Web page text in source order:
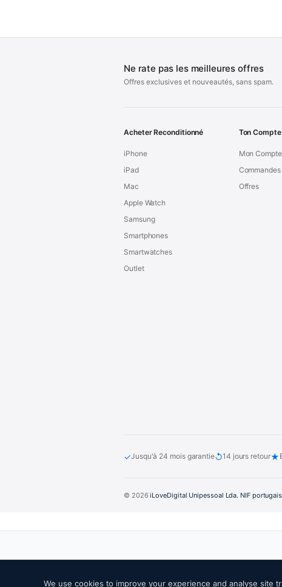
Ne rate pas les meilleures offres
Offres exclusives et nouveautés, sans spam.
Acheter Reconditionné
iPhone
iPad
Mac
Apple Watch
Samsung
Smartphones
Smartwatches
Outlet
Ton Compte
Mon Compte
Commandes
Offres
✓Jusqu'à 24 mois garantie↺14 jours retour★
© 2026iLoveDigital Unipessoal Lda. NIF
We use cookies to improve your experience and analyse site